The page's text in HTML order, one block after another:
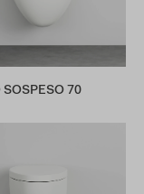
SOSPESO 70